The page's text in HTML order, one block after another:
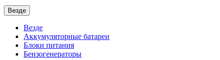
Везде
Везде
Аккумуляторные батареи
Блоки питания
Бензогенераторы